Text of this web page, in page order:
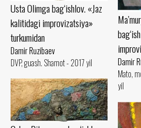
Usta Olimga bag‘ishlov. «Jaz
kalitidagi improvizatsiya»
turkumidan
Damir Ruzibaev
DVP, guash. Shamot - 2017 yil
Damir
Mato,
yil